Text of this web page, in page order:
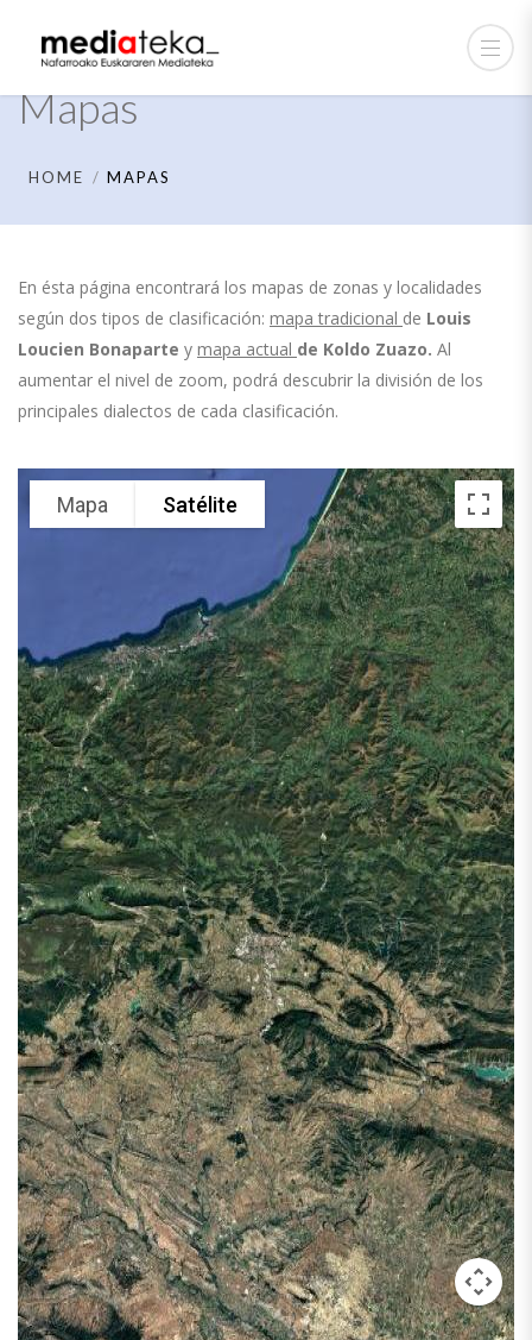
Mapas
HOME MAPAS
En ésta página encontrará los mapas de zonas y localidades
según dos tipos de clasificación: mapa tradicional de Louis
Loucien Bonaparte y mapa actual de Koldo Zuazo. Al
aumentar el nivel de zoom, podrá descubrir la división de los
principales dialectos de cada clasificación.
Mapa Satélite